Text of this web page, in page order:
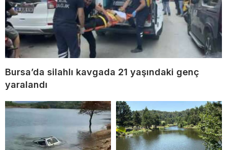
Bursa’da silahlı kavgada 21 yaşındaki genç
yaralandı